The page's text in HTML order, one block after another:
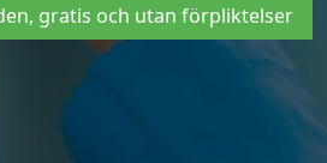
gratis och utan förpliktelser